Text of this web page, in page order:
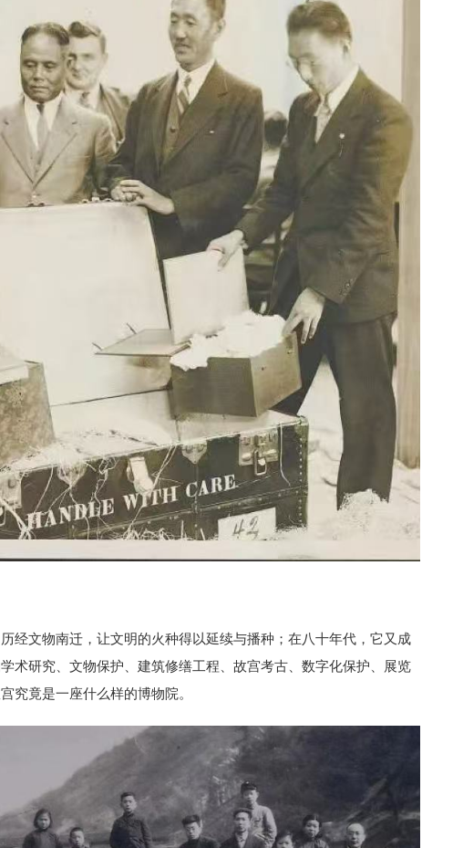
经文物南迁，让文明的火种得以延续与播种；在八十年代，它又成
术研究、文物保护、建筑修缮工程、故宫考古、数字化保护、展览
究竟是一座什么样的博物院。